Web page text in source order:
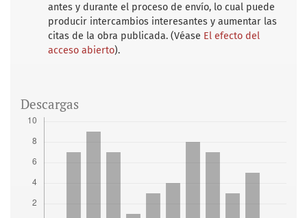
antes y durante el proceso de envío, lo cual puede
producir intercambios interesantes y aumentar las
citas de la obra publicada. (Véase El efecto del
acceso abierto).
Descargas